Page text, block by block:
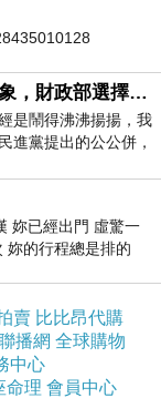
了出來，步
烏龜的縮頭
；
，卻被獅子，
本能地，轉身
氣喘吁吁。
法呀！〕
，等著獅子，
國票成為民進黨掏空對象，財政部選擇性失憶
是鬧得沸沸揚揚，我
進黨提出的公公併，
出最大的醜
妳已經出門 虛驚一
妳的行程總是排的
賣 比比昂代購
播網 全球購物
中心
命理 會員中心